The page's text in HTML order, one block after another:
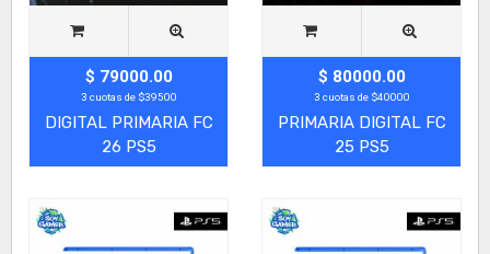
$ 79000.00
3 cuotas de $39500
DIGITAL PRIMARIA FC
26 PS5
$ 80000.00
3 cuotas de $40000
PRIMARIA DIGITAL FC
25 PS5